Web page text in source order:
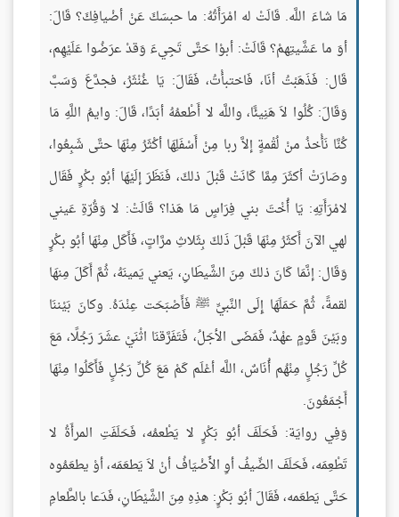
مَا شاءَ اللَّه. قَالَتْ له امْرَأَتُهُ: ما حبسَكَ عَنْ أضْيافِكَ؟ قَالَ:
أوَ ما عَشَّيتِهمْ؟ قَالَتْ: أبوْا حَتَّى تَجِيءَ وَقدْ عرَضُوا عَلَيْهِم،
قَال: فَذَهَبْتُ أنَا، فَاختبأْتُ، فَقَالَ: يَا غُنْثَرُ، فجدَّعَ وَسَبَّ
وَقَالَ: كُلُوا لاَ هَنِيئًا، واللَّه لا أَطْعمُهُ أبَدًا، قَالَ: وايمُ اللَّهِ مَا
كُنَّا نَأْخذُ منْ لُقْمةٍ إلاَّ ربا مِنْ أَسْفَلِهَا أكْثَرُ مِنْهَا حتَّى شَبِعُوا،
وصَارَتْ أكثَرَ مِمَّا كَانَتْ قَبْلَ ذلكَ، فَنَظَرَ إلَيْهَا أبُو بكْرٍ فَقَال
لامْرَأَتِهِ: يَا أُخْتَ بني فِرَاسٍ مَا هَذا؟ قَالَتْ: لا وَقُرّةِ عَيني
لهي الآنَ أَكثَرُ مِنْهَا قَبْلَ ذَلكَ بِثَلاثِ مرَّاتٍ، فَأَكَل مِنْهَا أبُو بكْرٍ
وَقَال: إنَّمَا كَانَ ذلكَ مِنَ الشَّيطَانِ، يَعني يَمينَهُ، ثُمَّ أَكَلَ مِنهَا
لقمةً، ثُمَّ حَمَلَهَا إِلَى النَّبيِّ ﷺ فَأَصْبَحَت عِنْدَهُ. وكانَ بَيْننَا
وبَيْنَ قَومٍ عهْدٌ، فَمَضَى الأجَلُ، فَتَفَرَّقنَا اثْنَيْ عشَرَ رَجُلًا، مَعَ
كُلِّ رَجُلٍ مِنْهُم أُنَاسٌ، اللَّه أعْلَم كَمْ مَعَ كُلِّ رَجُلٍ فَأَكَلُوا مِنْهَا
أَجْمَعُونَ.
وَفِي روايَة: فَحَلَفَ أبُو بَكْرٍ لا يَطْعمُه، فَحَلَفَتِ المرأَةُ لا
تَطْعِمَه، فَحَلَفَ الضِّيفُ أوِ الأَضْيَافُ أنْ لاَ يَطعَمَه، أوْ يطعَمُوه
حَتَّى يَطعَمه، فَقَالَ أبُو بَكْرٍ: هذِهِ مِنَ الشَّيْطَانِ، فَدَعا بالطَّعامِ